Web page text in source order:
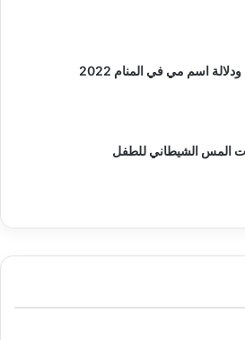
اسم مي في المنام 2022
المس الشيطاني للطفل